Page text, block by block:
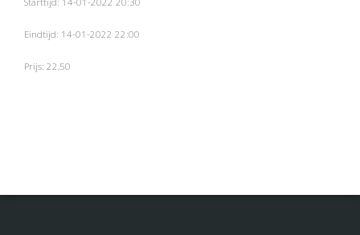
Eindtijd: 14-01-2022 22:00
Prijs: 22,50